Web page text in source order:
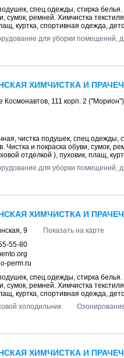
спец.одежды, стирка
сумок, ремней. Химчистка
куртка, спортивная одежда,
для уборки помещений,
ХИМЧИСТКА И
Космонавтов, 111 корп. 2 ("Морион")
чистка подушек,
Чистка и покраска обуви, сумок,
отделкой ), пуховик, плащ,
для уборки помещений,
ХИМЧИСТКА И
9
Показать на карте
55-80
perm.ru
спец.одежды, стирка
сумок, ремней. Химчистка
куртка, спортивная одежда,
холодильник
ХИМЧИСТКА И